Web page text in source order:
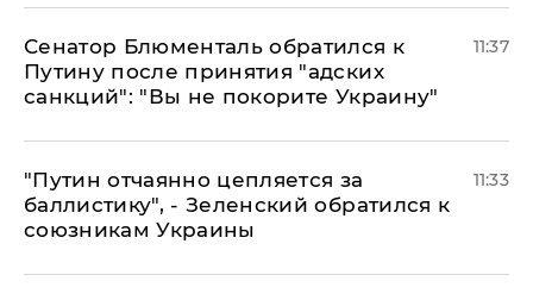
Сенатор Блюменталь обратился к
Путину после принятия "адских
санкций": "Вы не покорите Украину"
11:37
"Путин отчаянно цепляется за
баллистику", - Зеленский обратился к
союзникам Украины
11:33